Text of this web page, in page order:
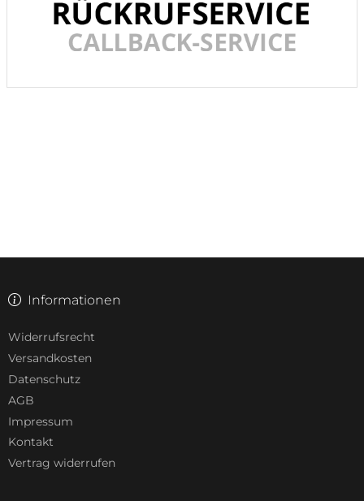
Informationen
Widerrufsrecht
Versandkosten
Datenschutz
AGB
Impressum
Kontakt
Vertrag widerrufen